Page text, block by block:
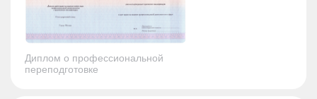
Диплом о профессиональной
переподготовке